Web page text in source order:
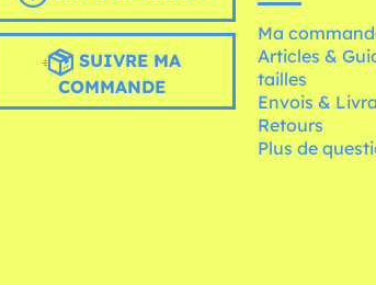
SUIVRE MA
COMMANDE
Ma
Articles &
tailles
Envois &
Retours
Plus de